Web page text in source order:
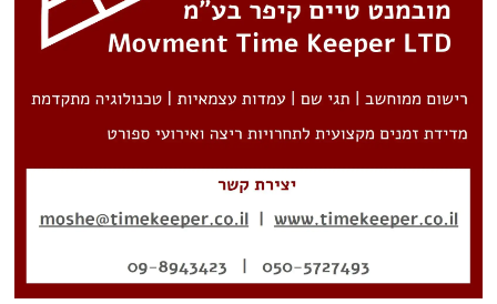
משבר הכטב"מים האמריקאי: אחרי עשרות הפלות בידי איראן והחות'ים ארה״ב